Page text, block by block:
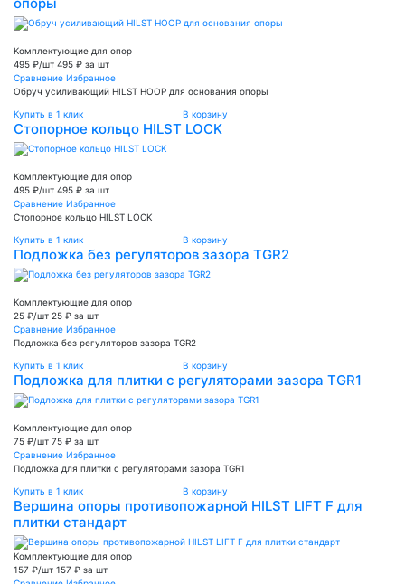
Комплектующие для опор
495 ₽/шт 495 ₽ за шт
Сравнение Избранное
Обруч усиливающий HILST HOOP для основания опоры
Купить в 1 клик В корзину
Стопорное кольцо HILST LOCK
Комплектующие для опор
495 ₽/шт 495 ₽ за шт
Сравнение Избранное
Стопорное кольцо HILST LOCK
Купить в 1 клик В корзину
Подложка без регуляторов зазора ТGR2
Комплектующие для опор
25 ₽/шт 25 ₽ за шт
Сравнение Избранное
Подложка без регуляторов зазора ТGR2
Купить в 1 клик В корзину
Подложка для плитки с регуляторами зазора ТGR1
Комплектующие для опор
75 ₽/шт 75 ₽ за шт
Сравнение Избранное
Подложка для плитки с регуляторами зазора ТGR1
Купить в 1 клик В корзину
Вершина опоры противопожарной HILST LIFT F для
плитки стандарт
Комплектующие для опор
157 ₽/шт 157 ₽ за шт